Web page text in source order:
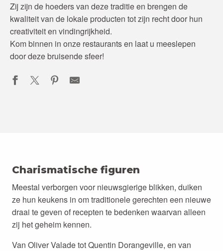
Zij zijn de hoeders van deze traditie en brengen de
kwaliteit van de lokale producten tot zijn recht door hun
creativiteit en vindingrijkheid.
Kom binnen in onze restaurants en laat u meeslepen
door deze bruisende sfeer!
Charismatische figuren
Meestal verborgen voor nieuwsgierige blikken, duiken
ze hun keukens in om traditionele gerechten een nieuwe
draai te geven of recepten te bedenken waarvan alleen
zij het geheim kennen.
Van Oliver Valade tot Quentin Dorangeville, en van